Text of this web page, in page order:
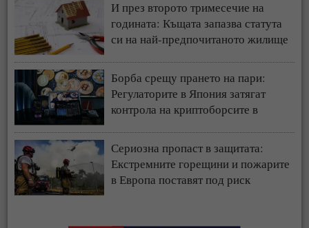
И през второто тримесечие на
годината: Къщата запазва статута
си на най-предпочитаното жилище
Борба срещу прането на пари:
Регулаторите в Япония затягат
контрола на криптоборсите в
Сериозна пропаст в защитата:
Екстремните горещини и пожарите
в Европа поставят под риск